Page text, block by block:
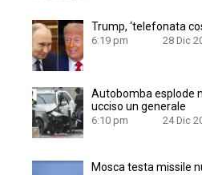
Trump, ‘telefonata
6:19 pm 28 Dic
Autobomba esplode
ucciso un generale
6:10 pm 24 Dic
Mosca testa missile